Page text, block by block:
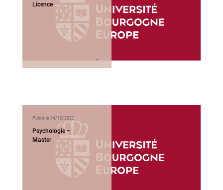
Licence
Publié le 14/10/2022
Psychologie –
Master